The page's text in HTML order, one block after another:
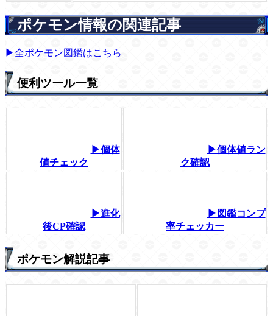
ポケモン情報の関連記事
▶全ポケモン図鑑はこちら
便利ツール一覧
▶個体
値チェック
▶個体値ラン
ク確認
▶進化
後CP確認
▶図鑑コンプ
率チェッカー
ポケモン解説記事